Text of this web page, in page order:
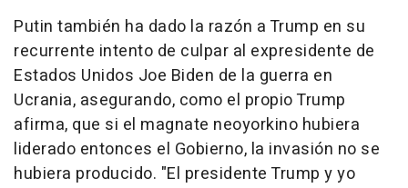
Putin también ha dado la razón a Trump en su
recurrente intento de culpar al expresidente de
Estados Unidos Joe Biden de la guerra en
Ucrania, asegurando, como el propio Trump
afirma, que si el magnate neoyorkino hubiera
liderado entonces el Gobierno, la invasión no se
hubiera producido. "El presidente Trump y yo